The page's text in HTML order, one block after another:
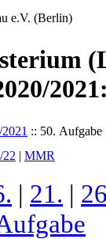
e.V. (Berlin)
:: 50. Aufgabe
| MMR
| 21. |